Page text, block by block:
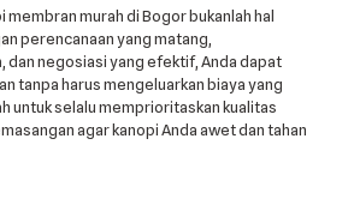
membran murah di Bogor bukanlah hal
perencanaan yang matang,
dan negosiasi yang efektif, Anda dapat
tanpa harus mengeluarkan biaya yang
untuk selalu memprioritaskan kualitas
agar kanopi Anda awet dan tahan